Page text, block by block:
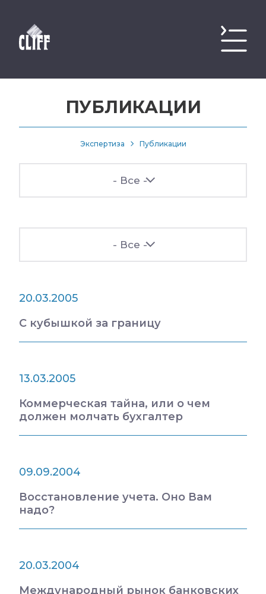
ПУБЛИКАЦИИ
Экспертиза Публикации
- Все -
- Все -
20.03.2005
С кубышкой за границу
13.03.2005
Коммерческая тайна, или о чем
должен молчать бухгалтер
09.09.2004
Восстановление учета. Оно Вам
надо?
20.03.2004
Международный рынок банковских